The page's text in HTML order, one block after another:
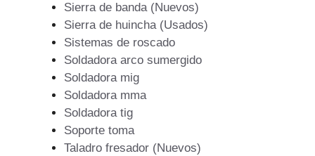
Sierra de banda (Nuevos)
Sierra de huincha (Usados)
Sistemas de roscado
Soldadora arco sumergido
Soldadora mig
Soldadora mma
Soldadora tig
Soporte toma
Taladro fresador (Nuevos)